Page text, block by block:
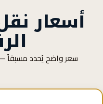
أسعار
سعر واضح يُحدد مسبقاً —